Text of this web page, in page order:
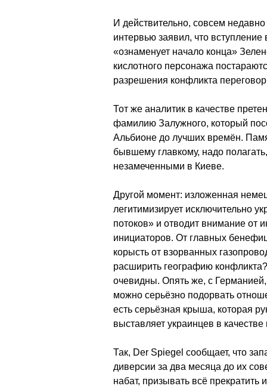
И действительно, совсем
интервью заявил, что
«ознаменует начало конца»
кислотного персонажа
разрешения конфликта
Тот же аналитик в качестве
фамилию Залужного, который
Альбионе до лучших времён.
бывшему главкому, надо
незамеченными в Киеве.
Другой момент: изложенная
легитимизирует исключительно
потоков» и отводит внимание от
инициаторов. От главных
корысть от взорванных
расширить географию
очевидны. Опять же, с Германией,
можно серьёзно подорвать
есть серьёзная крыша, которая
выставляет украинцев в
Так, Der Spiegel сообщает, что
диверсии за два месяца до их
набат, призывать всё прекратить